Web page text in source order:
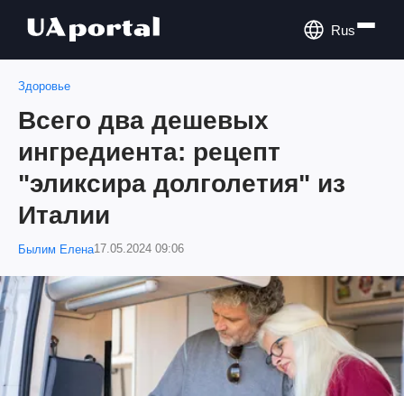
Rus
Здоровье
Всего два дешевых
ингредиента: рецепт
"эликсира долголетия" из
Италии
Былим Елена17.05.2024 09:06